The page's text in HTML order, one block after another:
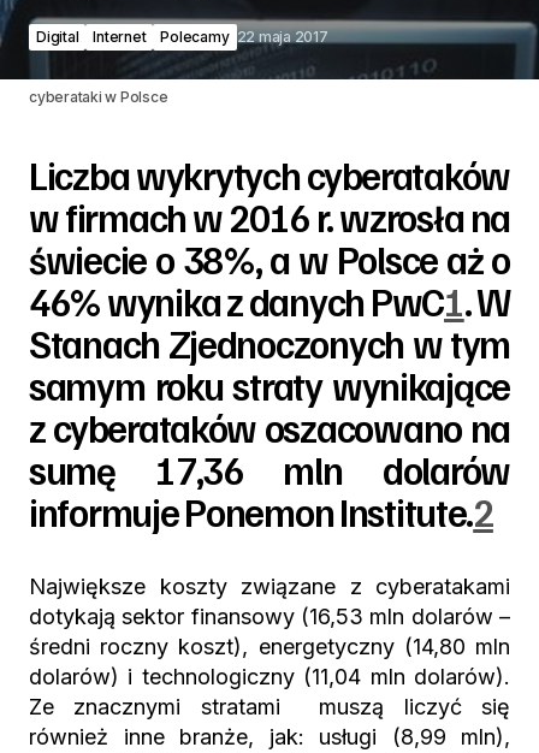
Digital Internet Polecamy 22 maja 2017
cyberataki w Polsce
Liczba wykrytych cyberataków
w firmach w 2016 r. wzrosła na
świecie o 38%, a w Polsce aż o
46% wynika z danych PwC1. W
Stanach Zjednoczonych w tym
samym roku straty wynikające
z cyberataków oszacowano na
sumę 17,36 mln dolarów
informuje Ponemon Institute.2
Największe koszty związane z cyberatakami
dotykają sektor finansowy (16,53 mln dolarów –
średni roczny koszt), energetyczny (14,80 mln
dolarów) i technologiczny (11,04 mln dolarów).
Ze znacznymi stratami muszą liczyć się
również inne branże, jak: usługi (8,99 mln),